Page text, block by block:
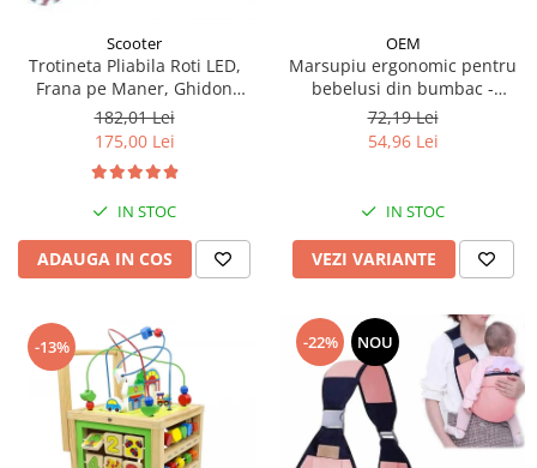
Scooter
Trotineta Pliabila Roti LED,
Frana pe Maner, Ghidon
Reglabil - Albastru
182,01 Lei
175,00 Lei
IN STOC
ADAUGA IN COS
OEM
Marsupiu ergonomic pentru
bebelusi din bumbac -
modele diferite
72,19 Lei
54,96 Lei
IN STOC
VEZI VARIANTE
-13% -22% NOU